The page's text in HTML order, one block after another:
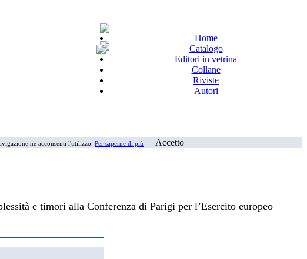
Home
Catalogo
Editori in vetrina
Collane
Riviste
Autori
ne acconsenti l'utilizzo. Per saperne di più Accetto
e timori alla Conferenza di Parigi per l’Esercito europeo